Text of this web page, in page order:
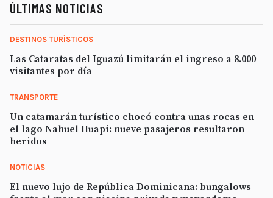
ÚLTIMAS NOTICIAS
DESTINOS TURÍSTICOS
Las Cataratas del Iguazú limitarán el ingreso a 8.000
visitantes por día
TRANSPORTE
Un catamarán turístico chocó contra unas rocas en
el lago Nahuel Huapi: nueve pasajeros resultaron
heridos
NOTICIAS
El nuevo lujo de República Dominicana: bungalows